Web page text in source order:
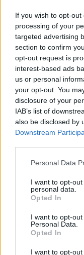
If you wish to opt-
processing of your
targeted advertising
section to confirm
opt-out request is
interest-based ads
us or personal
your opt-out. You
disclosure of your
IAB’s list of
also be disclosed by
Downstream
Please note that
not limited to your
grant or deny
use your data for
consent section.
Personal Data
I want to opt-
personal data.
Opted In
I want to opt-
Personal Data.
Opted In
I want to opt-